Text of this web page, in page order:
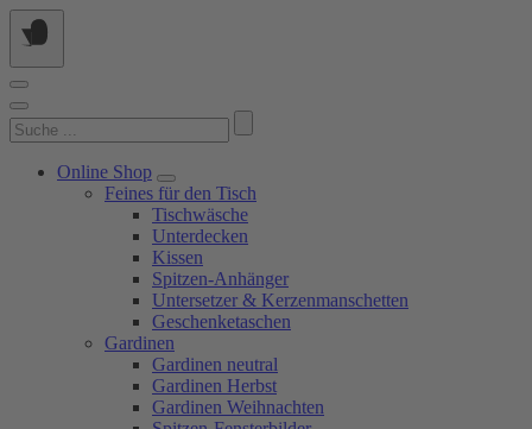
Springe
zum
Suchen
nach:
Online Shop
Feines für den Tisch
Tischwäsche
Unterdecken
Kissen
Spitzen-Anhänger
Untersetzer & Kerzenmanschetten
Geschenketaschen
Gardinen
Gardinen neutral
Gardinen Herbst
Gardinen Weihnachten